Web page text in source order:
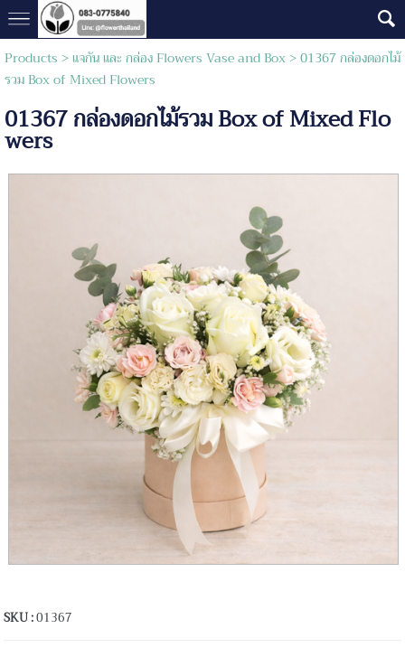
Products >แจกัน และ กล่อง Flowers Vase and Box> 01367 กล่องดอกไม้
รวม Box of Mixed Flowers
01367 กล่องดอกไม้รวม Box of Mixed Flo
wers
SKU :01367